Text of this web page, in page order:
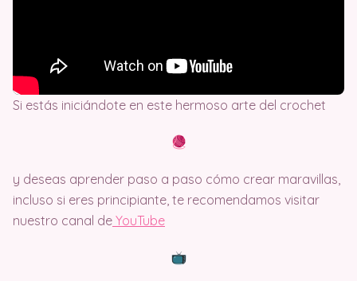
Si estás iniciándote en este hermoso arte del crochet
y deseas aprender paso a paso cómo crear maravillas,
incluso si eres principiante, te recomendamos visitar
nuestro canal de YouTube